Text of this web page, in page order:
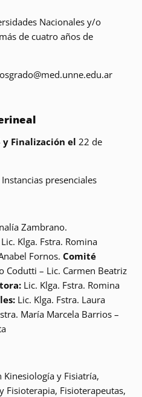
Nacionales y/o
de cuatro años de
y Finalización el 22 de
presenciales
Zambrano.
Lic. Klga. Fstra. Romina
Fornos. Comité
Codutti – Lic. Carmen Beatriz
Lic. Klga. Fstra. Romina
Lic. Klga. Fstra. Laura
María Marcela Barrios –
Kinesiología y Fisiatría,
Fisioterapia, Fisioterapeutas,